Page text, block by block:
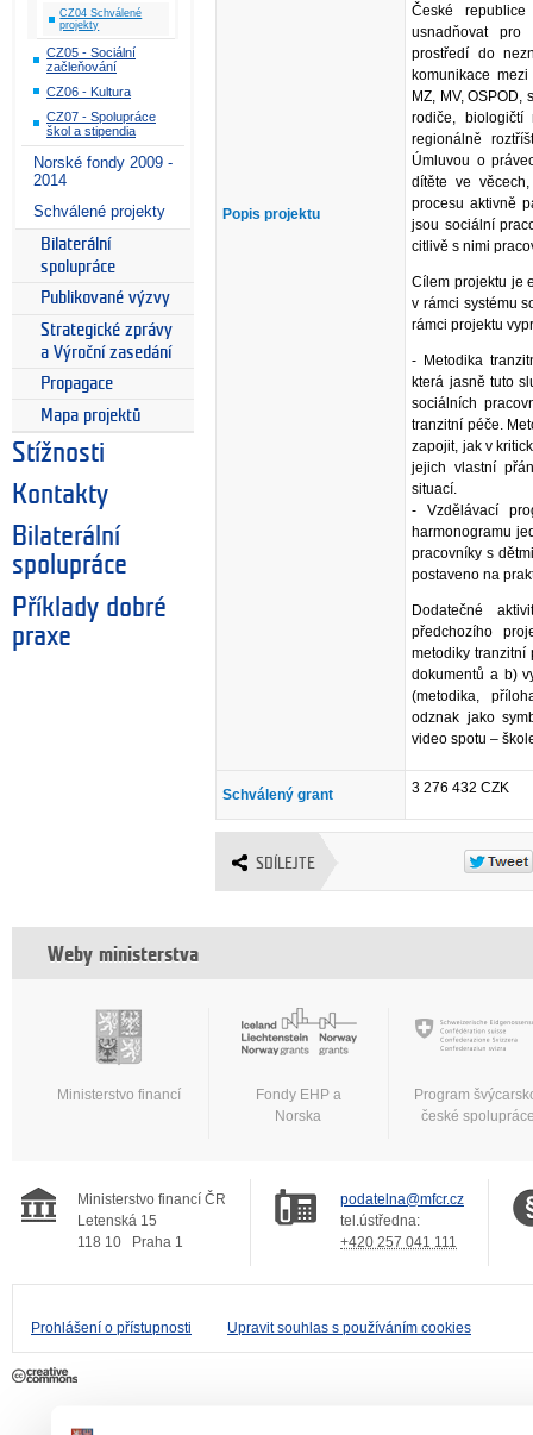
CZ04 Schválené
projekty
CZ05 - Sociální
začleňování
CZ06 - Kultura
CZ07 - Spolupráce
škol a stipendia
Norské fondy 2009 -
2014
Schválené projekty
Bilaterální
spolupráce
Publikované výzvy
Strategické zprávy
a Výroční zasedání
Propagace
Mapa projektů
Stížnosti
Kontakty
Bilaterální
spolupráce
Příklady dobré
praxe
Popis projektu
České
usnadňovat pro
prostředí do
komunikace mezi
MZ, MV,
rodiče,
regionálně
Úmluvou o
dítěte ve
procesu aktivně
jsou sociální
citlivě s nimi
Cílem projektu je
v rámci systému
rámci projektu
- Metodika
která jasně tuto
sociálních
tranzitní péče.
zapojit, jak v
jejich vlastní
situací.
- Vzdělávací
harmonogramu
pracovníky s
postaveno na
Dodatečné
předchozího
metodiky tranzitní
dokumentů a b)
(metodika,
odznak jako
video spotu –
Schválený grant 3 276 432 CZK
SDÍLEJTE
Weby ministerstva
Ministerstvo financí
Fondy EHP a
Norska
Program
české
Ministerstvo financí ČR
Letenská 15
118 10
Praha 1
podatelna@mfcr.cz
tel.ústředna:
+420 257 041 111
Prohlášení o přístupnosti Upravit souhlas s používáním cookies